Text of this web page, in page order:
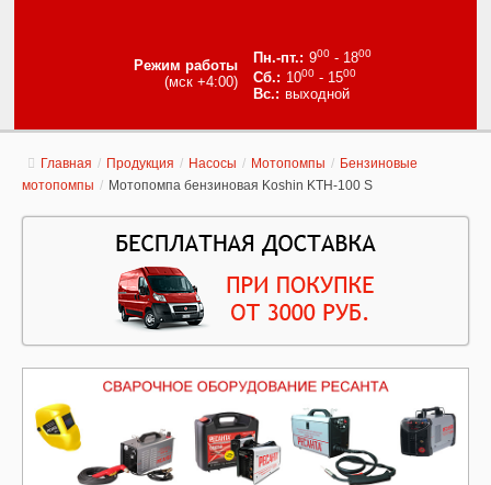
Режим работы
(мск +4:00)
900- 1800
1000- 1500
выходной
Главная / Продукция / Насосы / Мотопомпы / Бензиновые
мотопомпы / Мотопомпа бензиновая Koshin KTH-100 S